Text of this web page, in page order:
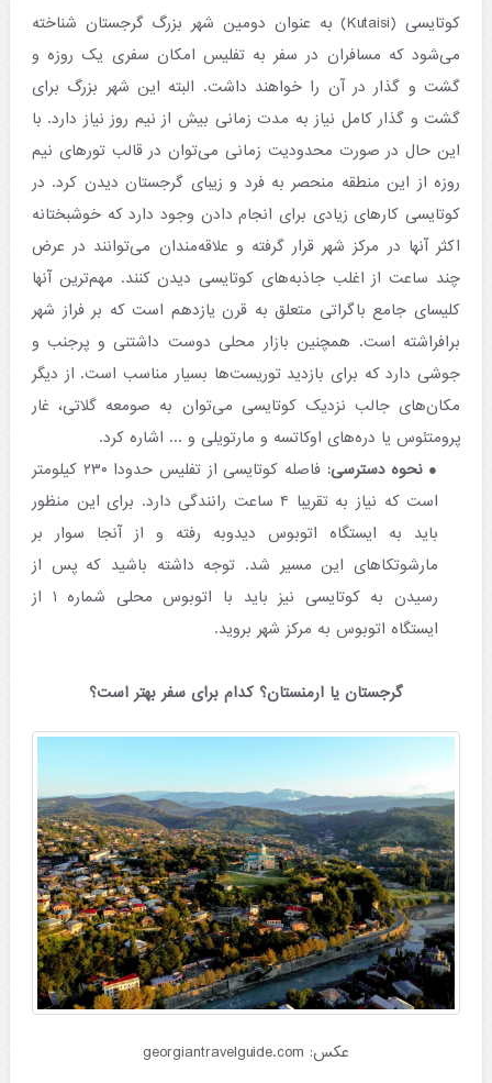
کوتایسی (Kutaisi) به عنوان دومین شهر بزرگ گرجستان شناخته
می‌شود که مسافران در سفر به تفلیس امکان سفری یک روزه و
گشت و گذار در آن را خواهند داشت. البته این شهر بزرگ برای
گشت و گذار کامل نیاز به مدت زمانی بیش از نیم روز نیاز دارد. با
این حال در صورت محدودیت زمانی می‌توان در قالب تورهای نیم
روزه از این منطقه منحصر به فرد و زیبای گرجستان دیدن کرد. در
کوتایسی کارهای زیادی برای انجام دادن وجود دارد که خوشبختانه
اکثر آنها در مرکز شهر قرار گرفته و علاقه‌مندان می‌توانند در عرض
چند ساعت از اغلب جاذبه‌های کوتایسی دیدن کنند. مهم‌ترین آنها
کلیسای جامع باگراتی متعلق به قرن یازدهم است که بر فراز شهر
برافراشته است. همچنین بازار محلی دوست داشتنی و پرجنب و
جوشی دارد که برای بازدید توریست‌ها بسیار مناسب است. از دیگر
مکان‌های جالب نزدیک کوتایسی می‌توان به صومعه گلاتی، غار
پرومتئوس یا دره‌های اوکاتسه و مارتویلی و ... اشاره کرد.
نحوه دسترسی:
فاصله کوتایسی از تفلیس حدودا ۲۳۰ کیلومتر
است که نیاز به تقریبا ۴ ساعت رانندگی دارد. برای این منظور
باید به ایستگاه اتوبوس دیدوبه رفته و از آنجا سوار بر
مارشوتکاهای این مسیر شد. توجه داشته باشید که پس از
رسیدن به کوتایسی نیز باید با اتوبوس محلی شماره ۱ از
ایستگاه اتوبوس به مرکز شهر بروید.
گرجستان یا ارمنستان؟ کدام برای سفر بهتر است؟
عکس: georgiantravelguide.com